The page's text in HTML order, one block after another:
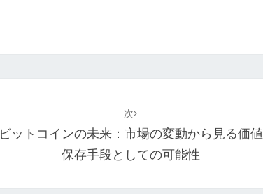
次
ビットコインの未来：市場の変動から見る価値
保存手段としての可能性